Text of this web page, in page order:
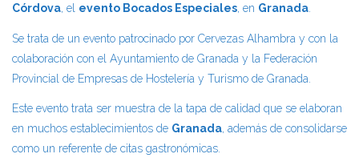
Córdova, el evento Bocados Especiales, en Granada
Se trata de un evento patrocinado por Cervezas Alhambra y con la
colaboración con el Ayuntamiento de Granada y la Federación
Provincial de Empresas de Hostelería y Turismo de Granada.
Este evento trata ser muestra de la tapa de calidad que se elaboran
en muchos establecimientos de Granada, además de consolidarse
como un referente de citas gastronómicas.